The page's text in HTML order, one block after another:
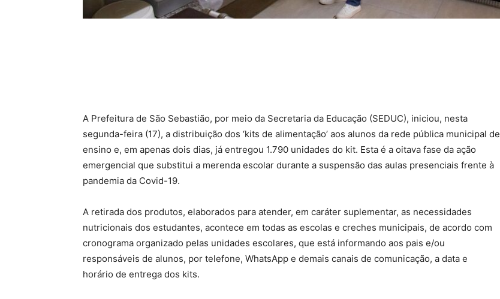
A Prefeitura de São Sebastião, por meio da Secretaria da Educação (SEDUC), iniciou, nesta
segunda-feira (17), a distribuição dos ‘kits de alimentação’ aos alunos da rede pública municipal de
ensino e, em apenas dois dias, já entregou 1.790 unidades do kit. Esta é a oitava fase da ação
emergencial que substitui a merenda escolar durante a suspensão das aulas presenciais frente à
pandemia da Covid-19.
A retirada dos produtos, elaborados para atender, em caráter suplementar, as necessidades
nutricionais dos estudantes, acontece em todas as escolas e creches municipais, de acordo com
cronograma organizado pelas unidades escolares, que está informando aos pais e/ou
responsáveis de alunos, por telefone, WhatsApp e demais canais de comunicação, a data e
horário de entrega dos kits.